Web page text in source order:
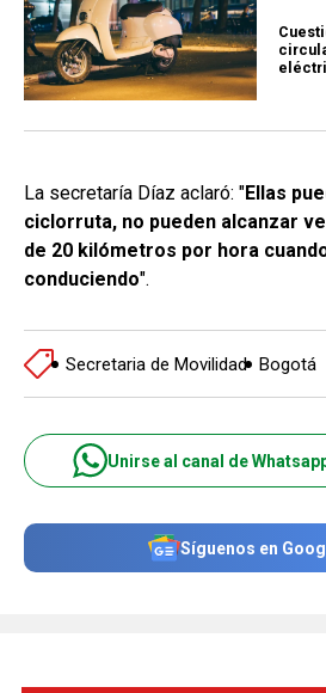
La secretaría Díaz aclaró: "Ellas
ciclorruta, no pueden alcanzar
de 20 kilómetros por hora
conduciendo".
Secretaria de Movilidad Bogotá
Unirse al canal de
Síguenos en